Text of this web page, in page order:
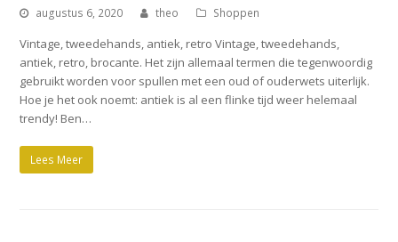
augustus 6, 2020 theo Shoppen
Vintage, tweedehands, antiek, retro Vintage, tweedehands,
antiek, retro, brocante. Het zijn allemaal termen die tegenwoordig
gebruikt worden voor spullen met een oud of ouderwets uiterlijk.
Hoe je het ook noemt: antiek is al een flinke tijd weer helemaal
trendy! Ben…
Lees Meer